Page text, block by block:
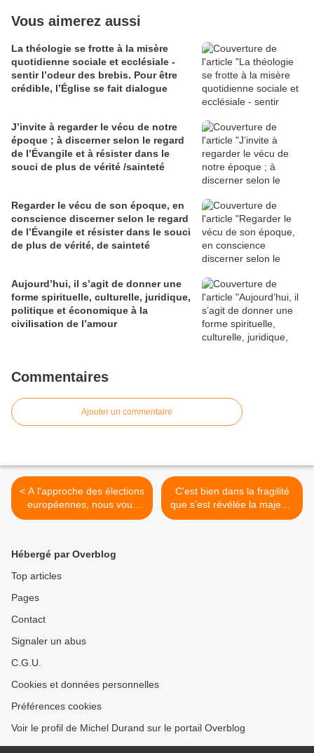
Vous aimerez aussi
La théologie se frotte à la misère
quotidienne sociale et ecclésiale -
sentir l’odeur des brebis. Pour être
crédible, l’Église se fait dialogue
J’invite à regarder le vécu de notre
époque ; à discerner selon le regard
de l’Évangile et à résister dans le
souci de plus de vérité /sainteté
Regarder le vécu de son époque, en
conscience discerner selon le regard
de l’Évangile et résister dans le souci
de plus de vérité, de sainteté
Aujourd’hui, il s’agit de donner une
forme spirituelle, culturelle, juridique,
politique et économique à la
civilisation de l’amour
Commentaires
Ajouter un commentaire
< A l'approche des élections
européennes, nous vous
proposons d'interpeller les
C'est bien dans la fragilité
que s'est révélée la majesté
du Christ, de sa naissance
Hébergé par Overblog
Top articles
Pages
Contact
Signaler un abus
C.G.U.
Cookies et données personnelles
Préférences cookies
Voir le profil de Michel Durand sur le portail Overblog